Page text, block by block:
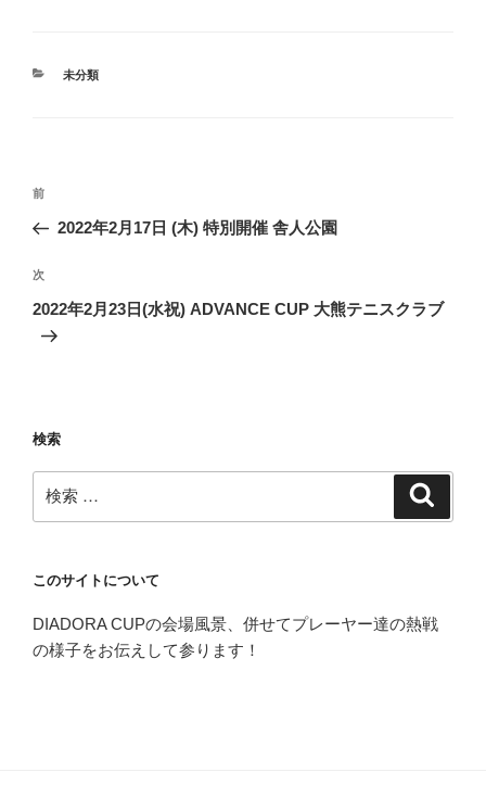
カ
未分類
投
ナ
ビ
ゲ
ー
過
去
投
稿
前
2022年2月17日 (木) 特別開催 舎人公園
次
の
次
2022年2月23日(水祝) ADVANCE CUP 大熊テニスクラブ
検索
索:
このサイトについて
DIADORA CUPの会場風景、併せてプレーヤー達の熱戦
の様子をお伝えして参ります！